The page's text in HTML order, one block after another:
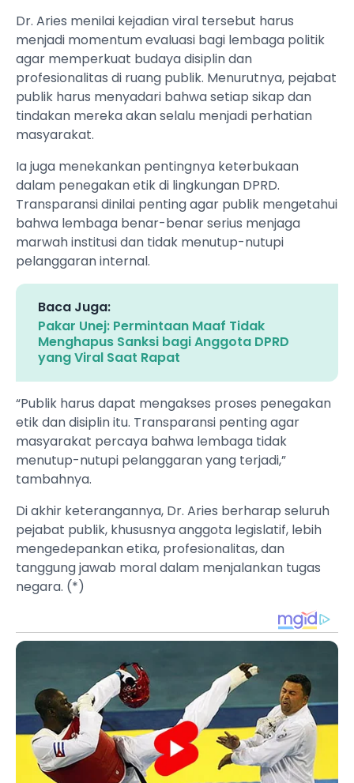
Dr. Aries menilai kejadian viral tersebut harus
menjadi momentum evaluasi bagi lembaga politik
agar memperkuat budaya disiplin dan
profesionalitas di ruang publik. Menurutnya, pejabat
publik harus menyadari bahwa setiap sikap dan
tindakan mereka akan selalu menjadi perhatian
masyarakat.
Ia juga menekankan pentingnya keterbukaan
dalam penegakan etik di lingkungan DPRD.
Transparansi dinilai penting agar publik mengetahui
bahwa lembaga benar-benar serius menjaga
marwah institusi dan tidak menutup-nutupi
pelanggaran internal.
Baca Juga:
Pakar Unej: Permintaan Maaf Tidak
Menghapus Sanksi bagi Anggota DPRD
yang Viral Saat Rapat
“Publik harus dapat mengakses proses penegakan
etik dan disiplin itu. Transparansi penting agar
masyarakat percaya bahwa lembaga tidak
menutup-nutupi pelanggaran yang terjadi,”
tambahnya.
Di akhir keterangannya, Dr. Aries berharap seluruh
pejabat publik, khususnya anggota legislatif, lebih
mengedepankan etika, profesionalitas, dan
tanggung jawab moral dalam menjalankan tugas
negara. (*)